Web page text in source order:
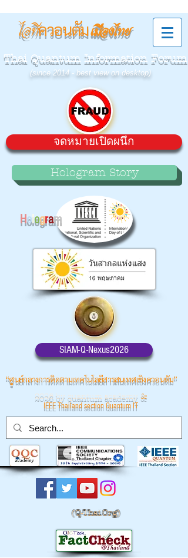
ไอทีควอนตัมเมืองไทย
Thai Quantum Information Forum
(since 2014 - best view on desktop)
จดหมายเปิดผนึก
Hologram Story
Hologram
SIAM-Q-Nexus2026
“ศูนย์กลางการติดตามเทคโนโลยีสารสนเทศเชิงควอนตัม”
2026 by quantum academy &
IEEE Thailand section Quantum IT
(Q-Thai.Org)